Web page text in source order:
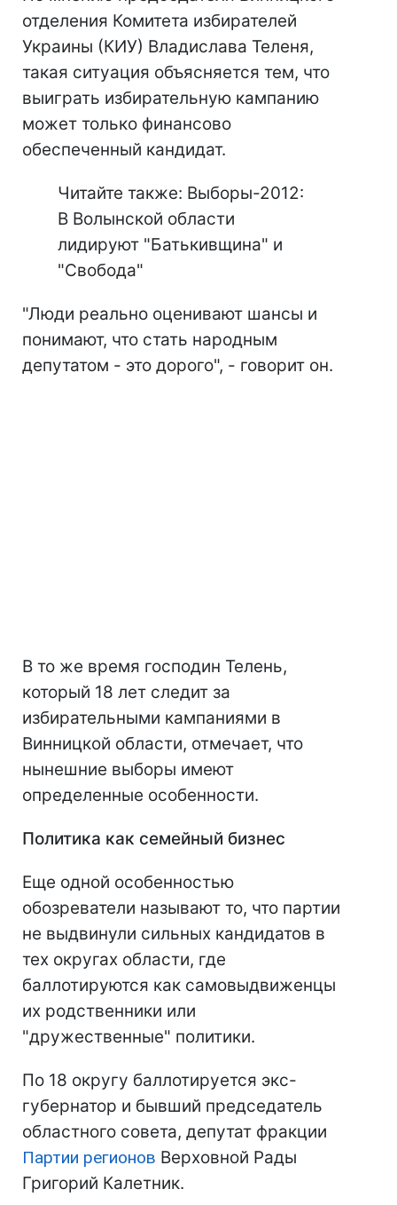
отделения Комитета избирателей
Украины (КИУ) Владислава Теленя,
такая ситуация объясняется тем, что
выиграть избирательную кампанию
может только финансово
обеспеченный кандидат.
Читайте также: Выборы-2012:
В Волынской области
лидируют "Батькивщина" и
"Свобода"
"Люди реально оценивают шансы и
понимают, что стать народным
депутатом - это дорого", - говорит он.
В то же время господин Телень,
который 18 лет следит за
избирательными кампаниями в
Винницкой области, отмечает, что
нынешние выборы имеют
определенные особенности.
Политика как семейный бизнес
Еще одной особенностью
обозреватели называют то, что партии
не выдвинули сильных кандидатов в
тех округах области, где
баллотируются как самовыдвиженцы
их родственники или
"дружественные" политики.
По 18 округу баллотируется экс-
губернатор и бывший председатель
областного совета, депутат фракции
Партии регионов Верховной Рады
Григорий Калетник.